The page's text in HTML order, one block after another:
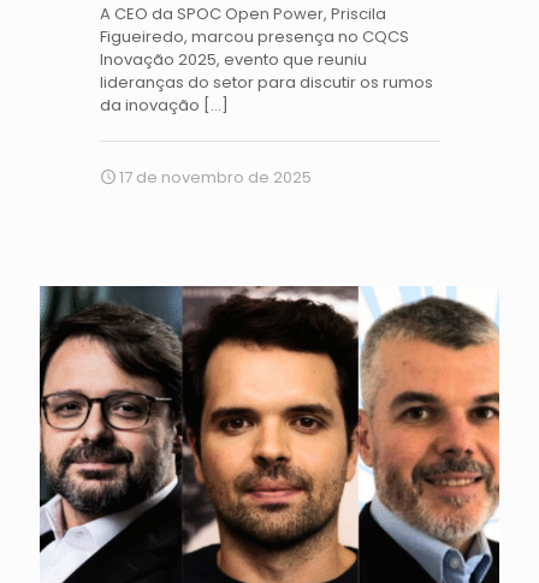
A CEO da SPOC Open Power, Priscila
Figueiredo, marcou presença no CQCS
Inovação 2025, evento que reuniu
lideranças do setor para discutir os rumos
da inovação […]
17 de novembro de 2025